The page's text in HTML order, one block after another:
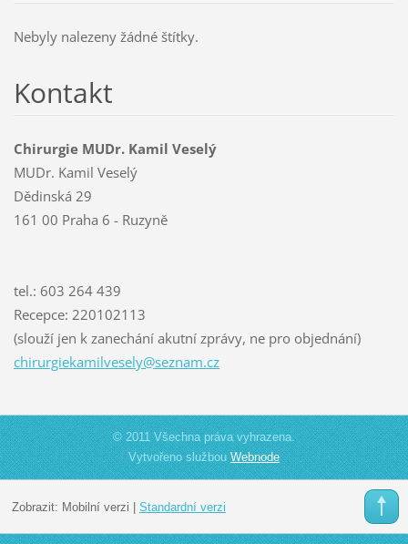
Nebyly nalezeny žádné štítky.
Kontakt
Chirurgie MUDr. Kamil Veselý
MUDr. Kamil Veselý
Dědinská 29
161 00 Praha 6 - Ruzyně
tel.: 603 264 439
Recepce: 220102113
(slouží jen k zanechání akutní zprávy, ne pro objednání)
chirurgiekamilvesely@seznam.cz
© 2011 Všechna práva vyhrazena.
Vytvořeno službouWebnode
Zobrazit: Mobilní verzi Standardní verzi